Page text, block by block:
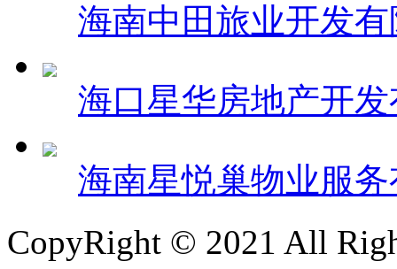
海南中田旅业开发
海口星华房地产开
海南星悦巢物业服
CopyRight © 2021 All